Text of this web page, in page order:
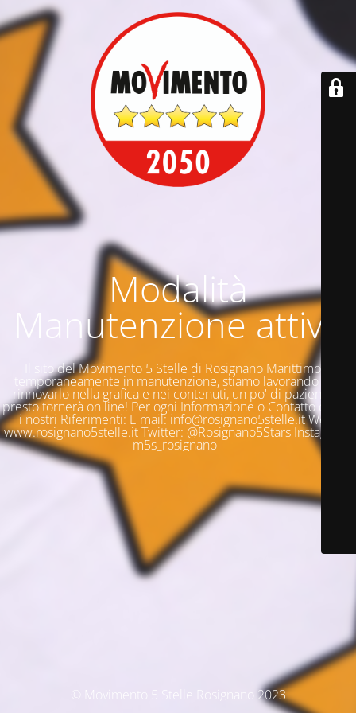
Modalità
Manutenzione attiva
Il sito del Movimento 5 Stelle di Rosignano Marittimo è
temporaneamente in manutenzione, stiamo lavorando per
rinnovarlo nella grafica e nei contenuti, un po' di pazienza e
presto tornerà on line! Per ogni Informazione o Contatto questi
i nostri Riferimenti: E mail: info@rosignano5stelle.it Web:
www.rosignano5stelle.it Twitter: @Rosignano5Stars Instagram:
m5s_rosignano
© Movimento 5 Stelle Rosignano 2023